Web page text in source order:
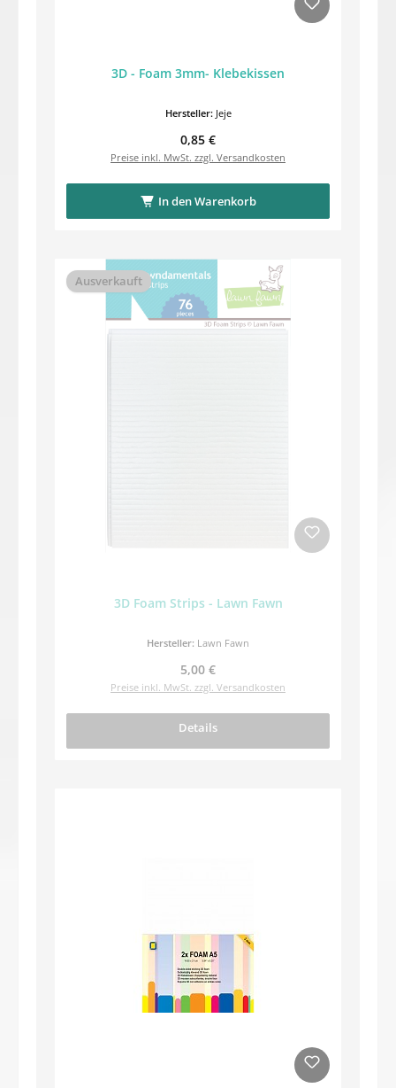
3D - Foam 3mm- Klebekissen
Hersteller: Jeje
Regulärer Preis:
0,85 €
Preise inkl. MwSt. zzgl. Versandkosten
In den Warenkorb
Ausverkauft
3D Foam Strips - Lawn Fawn
Hersteller: Lawn Fawn
Regulärer Preis:
5,00 €
Preise inkl. MwSt. zzgl. Versandkosten
Details